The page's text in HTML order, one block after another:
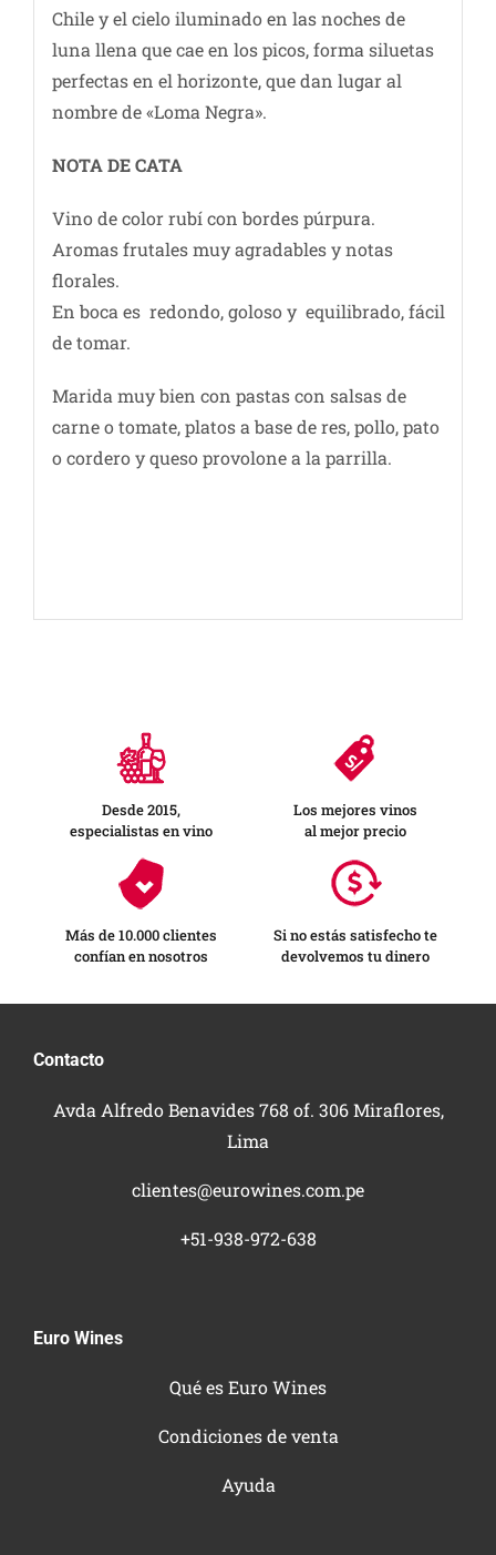
Chile y el cielo iluminado en las noches de
luna llena que cae en los picos, forma siluetas
perfectas en el horizonte, que dan lugar al
nombre de «Loma Negra».
NOTA DE CATA
Vino de color rubí con bordes púrpura.
Aromas frutales muy agradables y notas
florales.
En boca es redondo, goloso y equilibrado, fácil
de tomar.
Marida muy bien con pastas con salsas de
carne o tomate, platos a base de res, pollo, pato
o cordero y queso provolone a la parrilla.
Desde 2015,
especialistas en vino
Los mejores vinos
al mejor precio
Más de 10.000 clientes
confían en nosotros
Si no estás satisfecho te
devolvemos tu dinero
Contacto
Avda Alfredo Benavides 768 of. 306 Miraflores,
Lima
clientes@eurowines.com.pe
+51-938-972-638
Euro Wines
Qué es Euro Wines
Condiciones de venta
Ayuda